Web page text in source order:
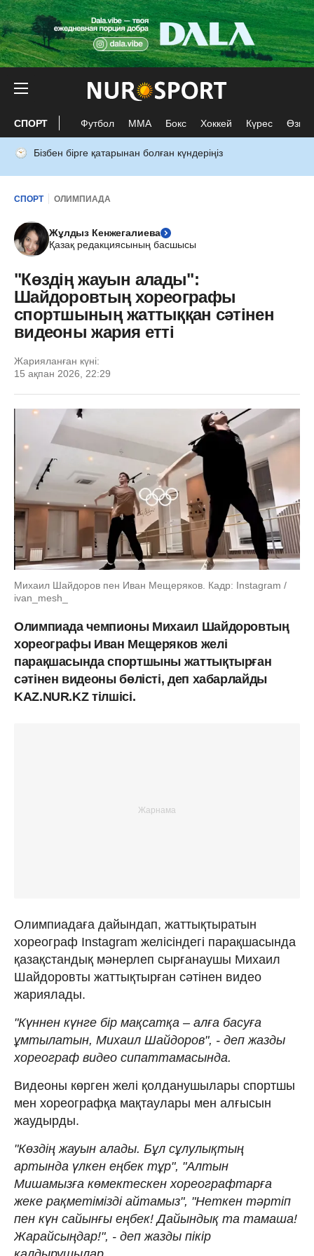
СПОРТ Футбол ММА Бокс Хоккей Күрес Өзге
Бізбен бірге қатарынан болған күндеріңіз
СПОРТ ОЛИМПИАДА
Жұлдыз Кенжегалиева
Қазақ редакциясының басшысы
"Көздің жауын алады":
Шайдоровтың хореографы
спортшының жаттыққан сәтінен
видеоны жария етті
Жарияланған күні:
15 ақпан 2026, 22:29
Михаил Шайдоров пен Иван Мещеряков. Кадр: Instagram /
ivan_mesh_
Олимпиада чемпионы Михаил Шайдоровтың
хореографы Иван Мещеряков желі
парақшасында спортшыны жаттықтырған
сәтінен видеоны бөлісті, деп хабарлайды
KAZ.NUR.KZ тілшісі.
Олимпиадаға дайындап, жаттықтыратын
хореограф Instagram желісіндегі парақшасында
қазақстандық мәнерлеп сырғанаушы Михаил
Шайдоровты жаттықтырған сәтінен видео
жариялады.
"Күннен күнге бір мақсатқа – алға басуға
ұмтылатын, Михаил Шайдоров", - деп жазды
хореограф видео сипаттамасында.
Видеоны көрген желі қолданушылары спортшы
мен хореографқа мақтаулары мен алғысын
жаудырды.
"Көздің жауын алады. Бұл сұлулықтың
артында үлкен еңбек тұр", "Алтын
Мишамызға көмектескен хореографтарға
жеке рақметімізді айтамыз", "Неткен тәртіп
пен күн сайынғы еңбек! Дайындық та тамаша!
Жарайсыңдар!", - деп жазды пікір